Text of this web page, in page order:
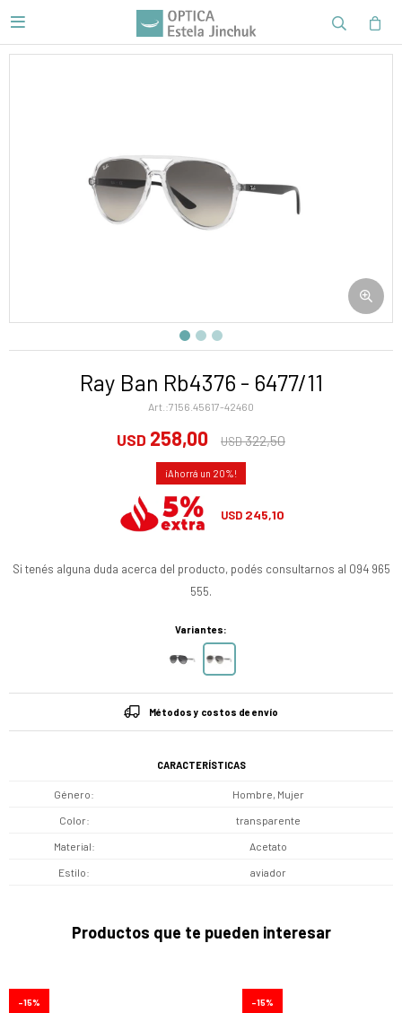

Ray Ban Rb4376 - 6477/11
7156.45617-42460
USD 258,00 USD322,50
20
USD 245,10
Si tenés alguna duda acerca del producto, podés consultarnos al 094 965
555.
Variantes:
Métodos y costos de envío
CARACTERÍSTICAS
Género Hombre, Mujer
Color transparente
Material Acetato
Estilo aviador
Productos que te pueden interesar
15 15